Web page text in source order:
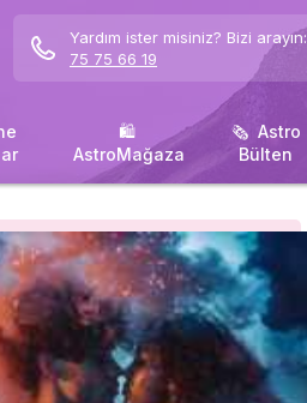
Yardım ister misiniz? Bizi arayın:
75 75 66 19
🛍 ️
AstroMağaza
🗞 ️ Astro
Bülten